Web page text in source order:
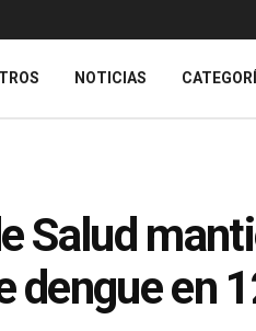
NOTICIAS
Salud
dengue en